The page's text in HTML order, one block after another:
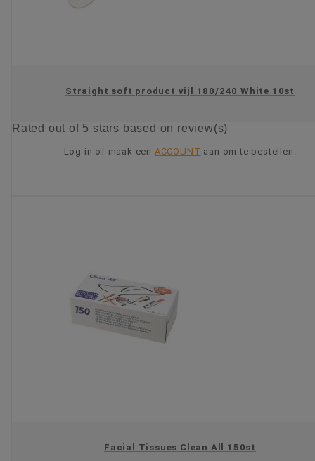
Straight soft product vijl 180/240 White 10st
Rated out of 5 stars based on review(s)
Log in of maak een ACCOUNT aan om te bestellen.
Facial Tissues Clean All 150st